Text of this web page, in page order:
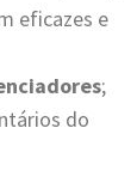
eficazes e
;
do